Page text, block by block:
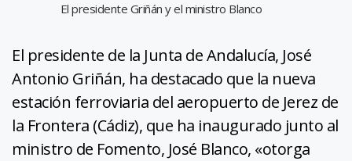
El presidente Griñán y el ministro Blanco
El presidente de la Junta de Andalucía, José
Antonio Griñán, ha destacado que la nueva
estación ferroviaria del aeropuerto de Jerez de
la Frontera (Cádiz), que ha inaugurado junto al
ministro de Fomento, José Blanco, «otorga